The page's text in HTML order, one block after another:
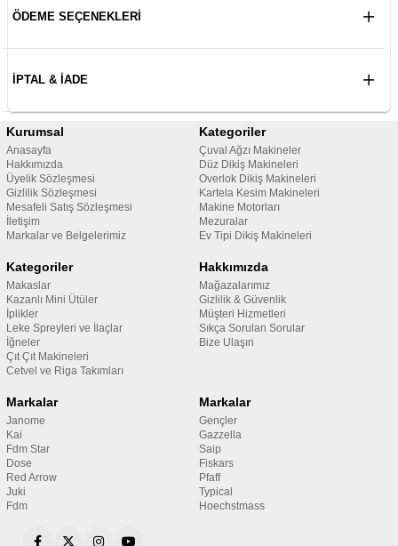
ÖDEME SEÇENEKLERI
İPTAL & İADE
Kurumsal
Anasayfa
Hakkımızda
Üyelik Sözleşmesi
Gizlilik Sözleşmesi
Mesafeli Satış Sözleşmesi
İletişim
Markalar ve Belgelerimiz
Kategoriler
Çuval Ağzı Makineler
Düz Dikiş Makineleri
Overlok Dikiş Makineleri
Kartela Kesim Makineleri
Makine Motorları
Mezuralar
Ev Tipi Dikiş Makineleri
Kategoriler
Makaslar
Kazanlı Mini Ütüler
İplikler
Leke Spreyleri ve İlaçlar
İğneler
Çıt Çıt Makineleri
Cetvel ve Riga Takımları
Hakkımızda
Mağazalarımız
Gizlilik & Güvenlik
Müşteri Hizmetleri
Sıkça Sorulan Sorular
Bize Ulaşın
Markalar
Janome
Kai
Fdm Star
Dose
Red Arrow
Juki
Fdm
Markalar
Gençler
Gazzella
Saip
Fiskars
Pfaff
Typical
Hoechstmass